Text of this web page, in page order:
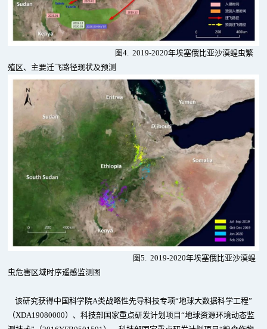
图4. 2019-2020年埃塞俄比亚沙漠蝗虫繁
殖区、主要迁飞路径现状及预测
图5. 2019-2020年埃塞俄比亚沙漠蝗
虫危害区域时序遥感监测图
该研究获得中国科学院A类战略性先导科技专项“地球大数据科学工程”
（XDA19080000）、科技部国家重点研发计划项目“地球资源环境动态监